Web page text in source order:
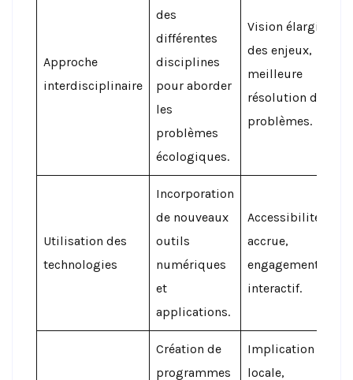
Approche
interdisciplinaire
des
différentes
disciplines
pour aborder
les
problèmes
écologiques.
Vision élargie
des enjeux,
meilleure
résolution de
problèmes.
Utilisation des
technologies
Incorporation
de nouveaux
outils
numériques
et
applications.
Accessibilité
accrue,
engagement
interactif.
Création de
programmes
Implication
locale,